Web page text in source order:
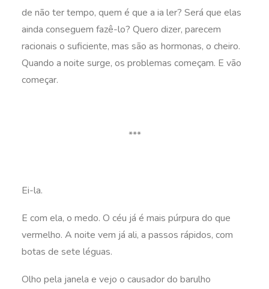
de não ter tempo, quem é que a ia ler? Será que elas
ainda conseguem fazê-lo? Quero dizer, parecem
racionais o suficiente, mas são as hormonas, o cheiro.
Quando a noite surge, os problemas começam. E vão
começar.
***
Ei-la.
E com ela, o medo. O céu já é mais púrpura do que
vermelho. A noite vem já ali, a passos rápidos, com
botas de sete léguas.
Olho pela janela e vejo o causador do barulho